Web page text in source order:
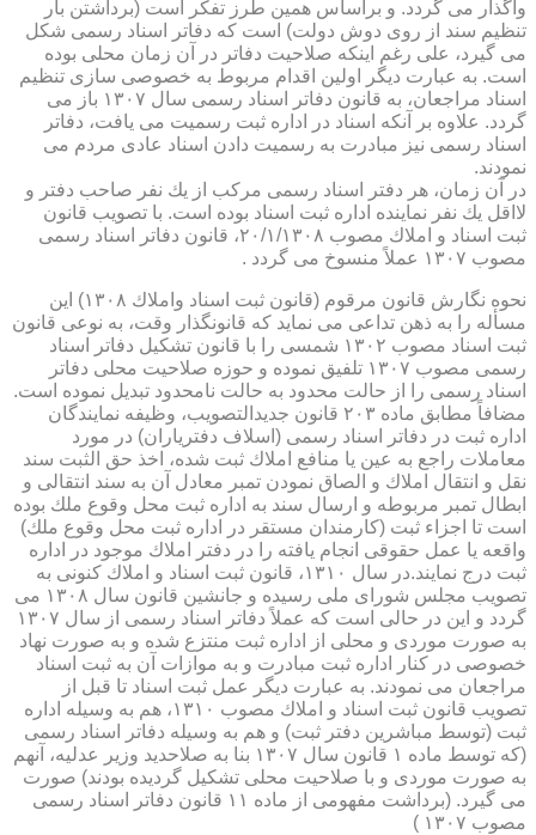
واگذار می گردد. و براساس همین طرز تفكر است (برداشتن بار
تنظیم سند از روی دوش دولت) است كه دفاتر اسناد رسمی شكل
می گیرد، علی رغم اینكه صلاحیت دفاتر در آن زمان محلی بوده
است. به عبارت دیگر اولین اقدام مربوط به خصوصی سازی تنظیم
اسناد مراجعان، به قانون دفاتر اسناد رسمی سال ۱۳۰۷ باز می
گردد. علاوه بر آنكه اسناد در اداره ثبت رسمیت می یافت، دفاتر
اسناد رسمی نیز مبادرت به رسمیت دادن اسناد عادی مردم می
نمودند.
در آن زمان، هر دفتر اسناد رسمی مركب از یك نفر صاحب دفتر و
لااقل یك نفر نماینده اداره ثبت اسناد بوده است. با تصویب قانون
ثبت اسناد و املاك مصوب ۲۰/۱/۱۳۰۸، قانون دفاتر اسناد رسمی
مصوب ۱۳۰۷ عملاً منسوخ می گردد .
نحوه نگارش قانون مرقوم (قانون ثبت اسناد واملاك ۱۳۰۸) این
مسأله را به ذهن تداعی می نماید كه قانونگذار وقت، به نوعی قانون
ثبت اسناد مصوب ۱۳۰۲ شمسی را با قانون تشكیل دفاتر اسناد
رسمی مصوب ۱۳۰۷ تلفیق نموده و حوزه صلاحیت محلی دفاتر
اسناد رسمی را از حالت محدود به حالت نامحدود تبدیل نموده است.
مضافاً مطابق ماده ۲۰۳ قانون جدیدالتصویب، وظیفه نمایندگان
اداره ثبت در دفاتر اسناد رسمی (اسلاف دفتریاران) در مورد
معاملات راجع به عین یا منافع املاك ثبت شده، اخذ حق الثبت سند
نقل و انتقال املاك و الصاق نمودن تمبر معادل آن به سند انتقالی و
ابطال تمبر مربوطه و ارسال سند به اداره ثبت محل وقوع ملك بوده
است تا اجزاء ثبت (كارمندان مستقر در اداره ثبت محل وقوع ملك)
واقعه یا عمل حقوقی انجام یافته را در دفتر املاك موجود در اداره
ثبت درج نمایند.در سال ۱۳۱۰، قانون ثبت اسناد و املاك كنونی به
تصویب مجلس شورای ملی رسیده و جانشین قانون سال ۱۳۰۸ می
گردد و این در حالی است كه عملاً دفاتر اسناد رسمی از سال ۱۳۰۷
به صورت موردی و محلی از اداره ثبت منتزع شده و به صورت نهاد
خصوصی در كنار اداره ثبت مبادرت و به موازات آن به ثبت اسناد
مراجعان می نمودند. به عبارت دیگر عمل ثبت اسناد تا قبل از
تصویب قانون ثبت اسناد و املاك مصوب ۱۳۱۰، هم به وسیله اداره
ثبت (توسط مباشرین دفتر ثبت) و هم به وسیله دفاتر اسناد رسمی
(كه توسط ماده ۱ قانون سال ۱۳۰۷ بنا به صلاحدید وزیر عدلیه، آنهم
به صورت موردی و با صلاحیت محلی تشكیل گردیده بودند) صورت
می گیرد. (برداشت مفهومی از ماده ۱۱ قانون دفاتر اسناد رسمی
مصوب ۱۳۰۷ )